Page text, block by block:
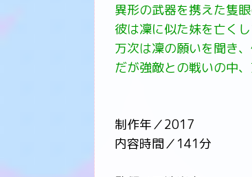
異形の武器を携えた隻
彼は凜に似た妹を亡く
万次は凜の願いを聞き
だが強敵との戦いの中
制作年／2017
内容時間／141分